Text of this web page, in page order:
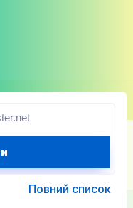
Повний список